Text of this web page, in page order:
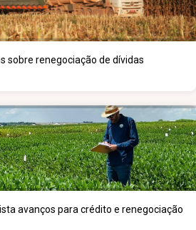
sobre renegociação de dívidas
avanços para crédito e renegociação